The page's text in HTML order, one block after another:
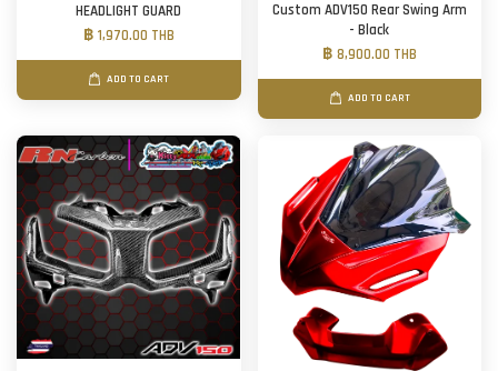
HEADLIGHT GUARD
฿ 1,970.00 THB
ADD TO CART
Custom ADV150 Rear Swing Arm
- Black
฿ 8,900.00 THB
ADD TO CART